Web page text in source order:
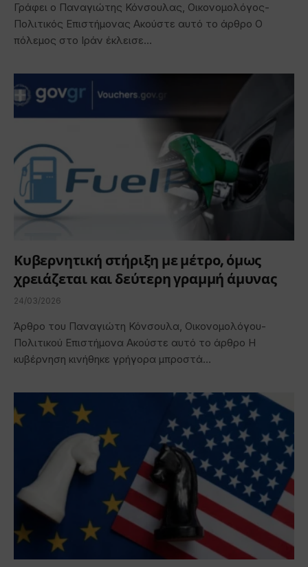
Γράφει ο Παναγιώτης Κόνσουλας, Οικονομολόγος-
Πολιτικός Επιστήμονας Ακούστε αυτό το άρθρο Ο
πόλεμος στο Ιράν έκλεισε…
Κυβερνητική στήριξη με μέτρο, όμως
χρειάζεται και δεύτερη γραμμή άμυνας
24/03/2026
Άρθρο του Παναγιώτη Κόνσουλα, Οικονομολόγου-
Πολιτικού Επιστήμονα Ακούστε αυτό το άρθρο Η
κυβέρνηση κινήθηκε γρήγορα μπροστά…